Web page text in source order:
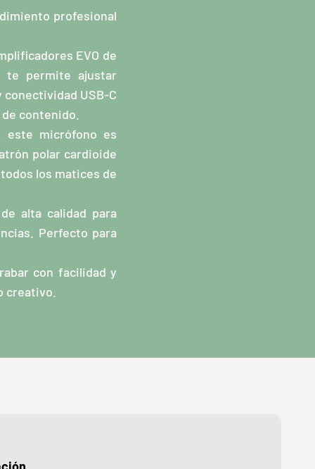
profesional
EVO de
te permite ajustar
USB-C
contenido.
este micrófono es
polar cardioide
los matices de
alta calidad para
Perfecto para
con facilidad y
creativo.